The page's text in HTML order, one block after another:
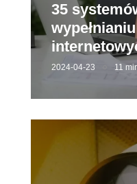
35
2024-04-23 11